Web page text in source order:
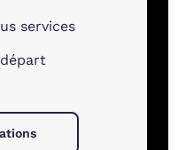
services